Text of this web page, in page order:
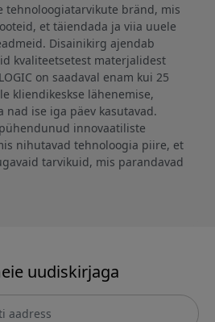
tehnoloogiatarvikute bränd, mis
et täiendada ja viia uuele
Disainikirg ajendab
kvaliteetsetest materjalidest
on saadaval enam kui 25
kliendikeskse lähenemise,
ise iga päev kasutavad.
innovaatiliste
nihutavad tehnoloogia piire, et
tarvikuid, mis parandavad
uudiskirjaga